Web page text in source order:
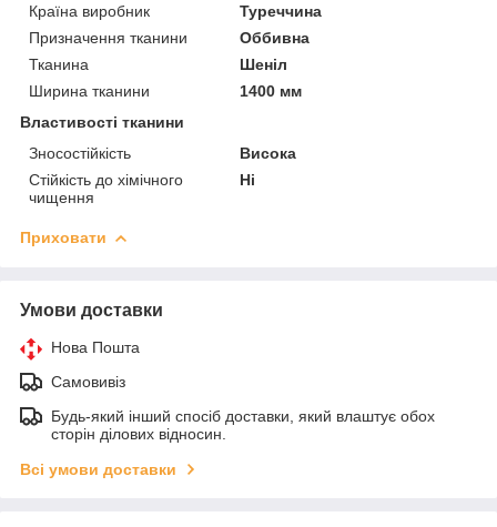
Країна виробник
Туреччина
Призначення тканини
Оббивна
Тканина
Шеніл
Ширина тканини
1400 мм
Властивості тканини
Зносостійкість
Висока
Стійкість до хімічного
чищення
Ні
Приховати
Умови доставки
Нова Пошта
Самовивіз
Будь-який інший спосіб доставки, який влаштує обох
сторін ділових відносин.
Всі умови доставки